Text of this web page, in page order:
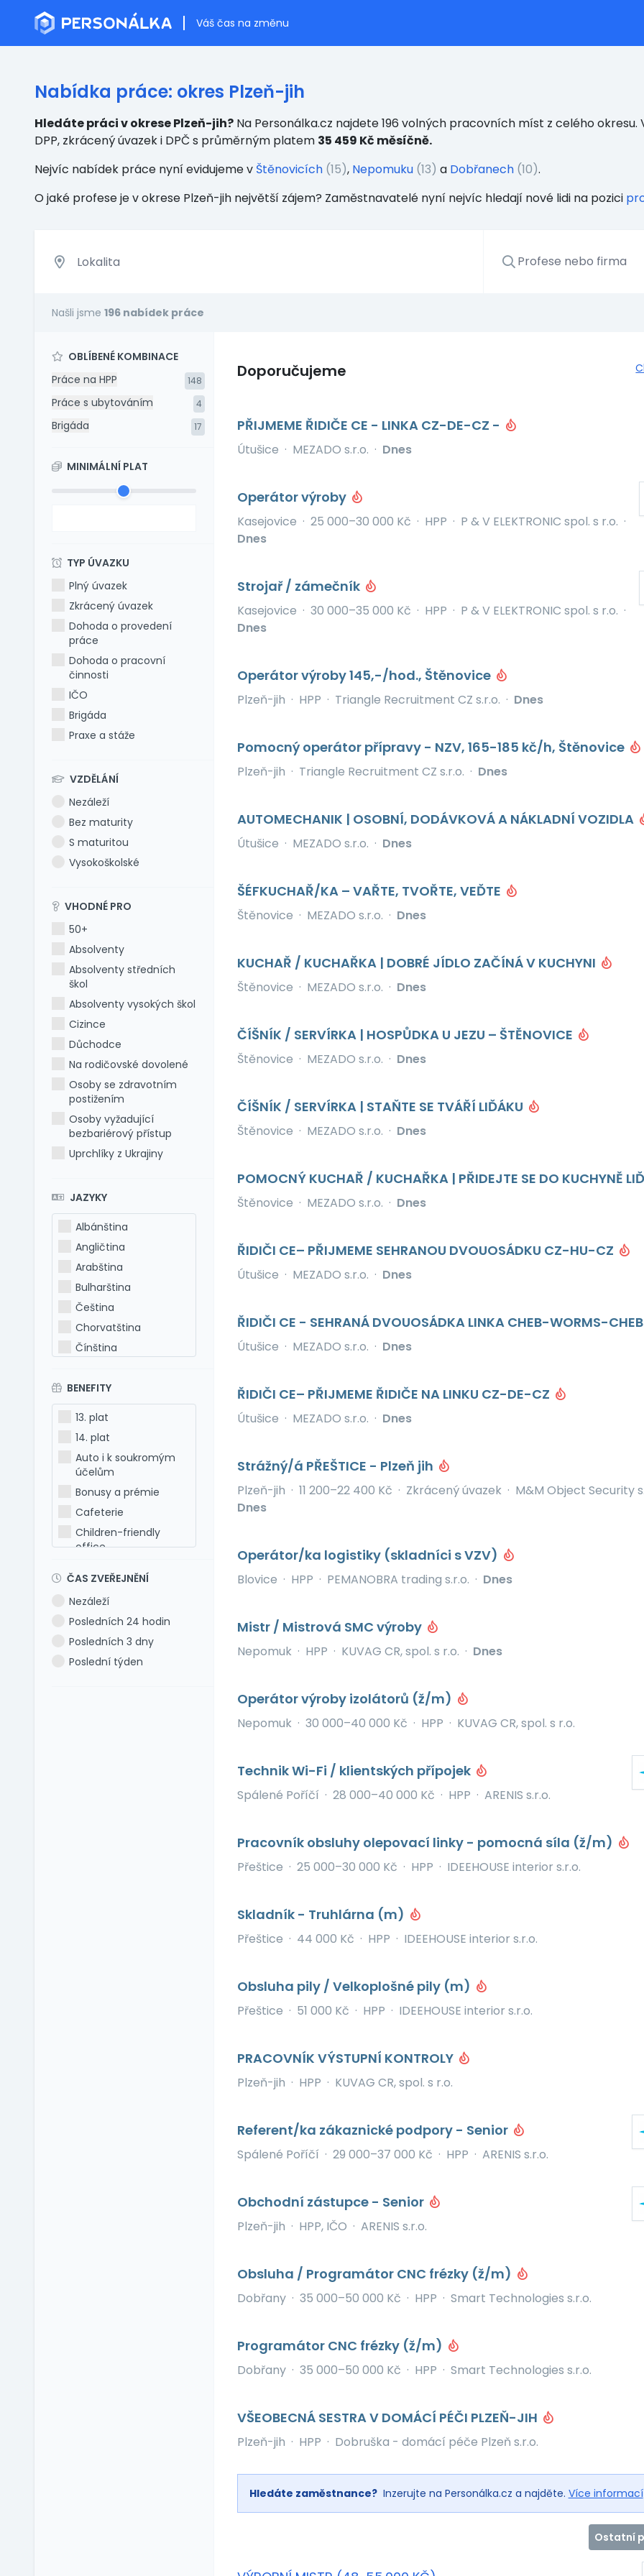
Váš čas na změnu
Nabídka práce: okres Plzeň-jih
Hledáte práci v okrese Plzeň-jih? Na Personálka.cz najdete 196 volných pracovních míst z celého
DPP, zkrácený úvazek i DPČ s průměrným platem 35 459 Kč měsíčně.
Nejvíc nabídek práce nyní evidujeme v Štěnovicích (15), Nepomuku (13) a Dobřanech (10).
O jaké profese je v okrese Plzeň-jih největší zájem? Zaměstnavatelé nyní nejvíc hledají nové lidi na pozici
Našli jsme 196 nabídek práce
OBLÍBENÉ KOMBINACE
Práce na HPP
148
Práce s ubytováním 4
Brigáda 17
MINIMÁLNÍ PLAT
TYP ÚVAZKU
Plný úvazek
Zkrácený úvazek
Dohoda o provedení
práce
Dohoda o pracovní
činnosti
IČO
Brigáda
Praxe a stáže
VZDĚLÁNÍ
Nezáleží
Bez maturity
S maturitou
Vysokoškolské
VHODNÉ PRO
50+
Absolventy
Absolventy středních
škol
Absolventy vysokých škol
Cizince
Důchodce
Na rodičovské dovolené
Osoby se zdravotním
postižením
Osoby vyžadující
bezbariérový přístup
Uprchlíky z Ukrajiny
JAZYKY
Albánština
Angličtina
Arabština
Bulharština
Čeština
Chorvatština
Čínština
Francouzština
Hebrejština
Holandština
Italština
Japonština
Latina
Litevština
Lotyšština
Maďarština
Makedonština
Polština
Portugalština
Rumunština
Ruština
BENEFITY
13. plat
14. plat
Auto i k soukromým
účelům
Bonusy a prémie
Cafeterie
Children-friendly
office
Dovolená 6 týdnů
Dovolená navíc
Firemní akce
Firemní fitness
ČAS ZVEŘEJNĚNÍ
Nezáleží
Posledních 24 hodin
Posledních 3 dny
Poslední týden
Doporučujeme
PŘIJMEME ŘIDIČE CE - LINKA CZ-DE-CZ -
Útušice · MEZADO s.r.o. · Dnes
Operátor výroby
Kasejovice · 25 000–30 000 Kč · HPP · P & V ELEKTRONIC spol. s r.o. ·
Dnes
Strojař / zámečník
Kasejovice · 30 000–35 000 Kč · HPP · P & V ELEKTRONIC spol. s r.o. ·
Dnes
Operátor výroby 145,-/hod., Štěnovice
Plzeň-jih · HPP · Triangle Recruitment CZ s.r.o. · Dnes
Pomocný operátor přípravy - NZV, 165-185 kč/h, Štěnovice
Plzeň-jih · Triangle Recruitment CZ s.r.o. · Dnes
AUTOMECHANIK | OSOBNÍ, DODÁVKOVÁ A NÁKLADNÍ VOZIDLA
Útušice · MEZADO s.r.o. · Dnes
ŠÉFKUCHAŘ/KA – VAŘTE, TVOŘTE, VEĎTE
Štěnovice · MEZADO s.r.o. · Dnes
KUCHAŘ / KUCHAŘKA | DOBRÉ JÍDLO ZAČÍNÁ V KUCHYNI
Štěnovice · MEZADO s.r.o. · Dnes
ČÍŠNÍK / SERVÍRKA | HOSPŮDKA U JEZU – ŠTĚNOVICE
Štěnovice · MEZADO s.r.o. · Dnes
ČÍŠNÍK / SERVÍRKA | STAŇTE SE TVÁŘÍ LIĎÁKU
Štěnovice · MEZADO s.r.o. · Dnes
POMOCNÝ KUCHAŘ / KUCHAŘKA | PŘIDEJTE SE DO KUCHYNĚ
Štěnovice · MEZADO s.r.o. · Dnes
ŘIDIČI CE– PŘIJMEME SEHRANOU DVOUOSÁDKU CZ-HU-CZ
Útušice · MEZADO s.r.o. · Dnes
ŘIDIČI CE - SEHRANÁ DVOUOSÁDKA LINKA CHEB-WORMS-
Útušice · MEZADO s.r.o. · Dnes
ŘIDIČI CE– PŘIJMEME ŘIDIČE NA LINKU CZ-DE-CZ
Útušice · MEZADO s.r.o. · Dnes
Strážný/á PŘEŠTICE - Plzeň jih
Plzeň-jih · 11 200–22 400 Kč · Zkrácený úvazek · M&M Object Security
Dnes
Operátor/ka logistiky (skladníci s VZV)
Blovice · HPP · PEMANOBRA trading s.r.o. · Dnes
Mistr / Mistrová SMC výroby
Nepomuk · HPP · KUVAG CR, spol. s r.o. · Dnes
Operátor výroby izolátorů (ž/m)
Nepomuk · 30 000–40 000 Kč · HPP · KUVAG CR, spol. s r.o.
Technik Wi-Fi / klientských přípojek
Spálené Poříčí · 28 000–40 000 Kč · HPP · ARENIS s.r.o.
Pracovník obsluhy olepovací linky - pomocná síla (ž/m)
Přeštice · 25 000–30 000 Kč · HPP · IDEEHOUSE interior s.r.o.
Skladník - Truhlárna (m)
Přeštice · 44 000 Kč · HPP · IDEEHOUSE interior s.r.o.
Obsluha pily / Velkoplošné pily (m)
Přeštice · 51 000 Kč · HPP · IDEEHOUSE interior s.r.o.
PRACOVNÍK VÝSTUPNÍ KONTROLY
Plzeň-jih · HPP · KUVAG CR, spol. s r.o.
Referent/ka zákaznické podpory - Senior
Spálené Poříčí · 29 000–37 000 Kč · HPP · ARENIS s.r.o.
Obchodní zástupce - Senior
Plzeň-jih · HPP, IČO · ARENIS s.r.o.
Obsluha / Programátor CNC frézky (ž/m)
Dobřany · 35 000–50 000 Kč · HPP · Smart Technologies s.r.o.
Programátor CNC frézky (ž/m)
Dobřany · 35 000–50 000 Kč · HPP · Smart Technologies s.r.o.
VŠEOBECNÁ SESTRA V DOMÁCÍ PÉČI PLZEŇ-JIH
Plzeň-jih · HPP · Dobruška - domácí péče Plzeň s.r.o.
Hledáte zaměstnance? Inzerujte na Personálka.cz a najděte. Více informací
Ostatní